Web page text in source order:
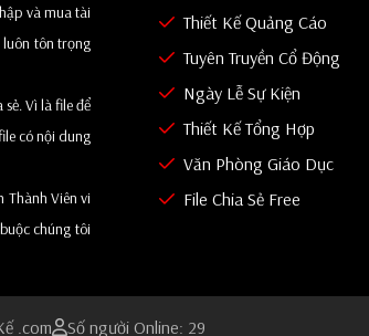
và mua tài
luôn tôn trọng
Vì là file để
có nội dung
Thành Viên vi
chúng tôi
Thiết Kế Quảng Cáo
Tuyên Truyền Cổ Động
Ngày Lễ Sự Kiện
Thiết Kế Tổng Hợp
Văn Phòng Giáo Dục
File Chia Sẻ Free
.com Số người Online: 29